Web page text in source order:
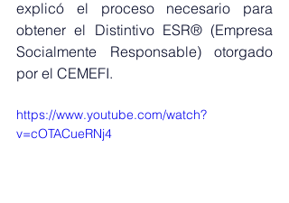
explicó el proceso necesario para
obtener el Distintivo ESR® (Empresa
Socialmente Responsable) otorgado
por el CEMEFI.
https://www.youtube.com/watch?
v=cOTACueRNj4